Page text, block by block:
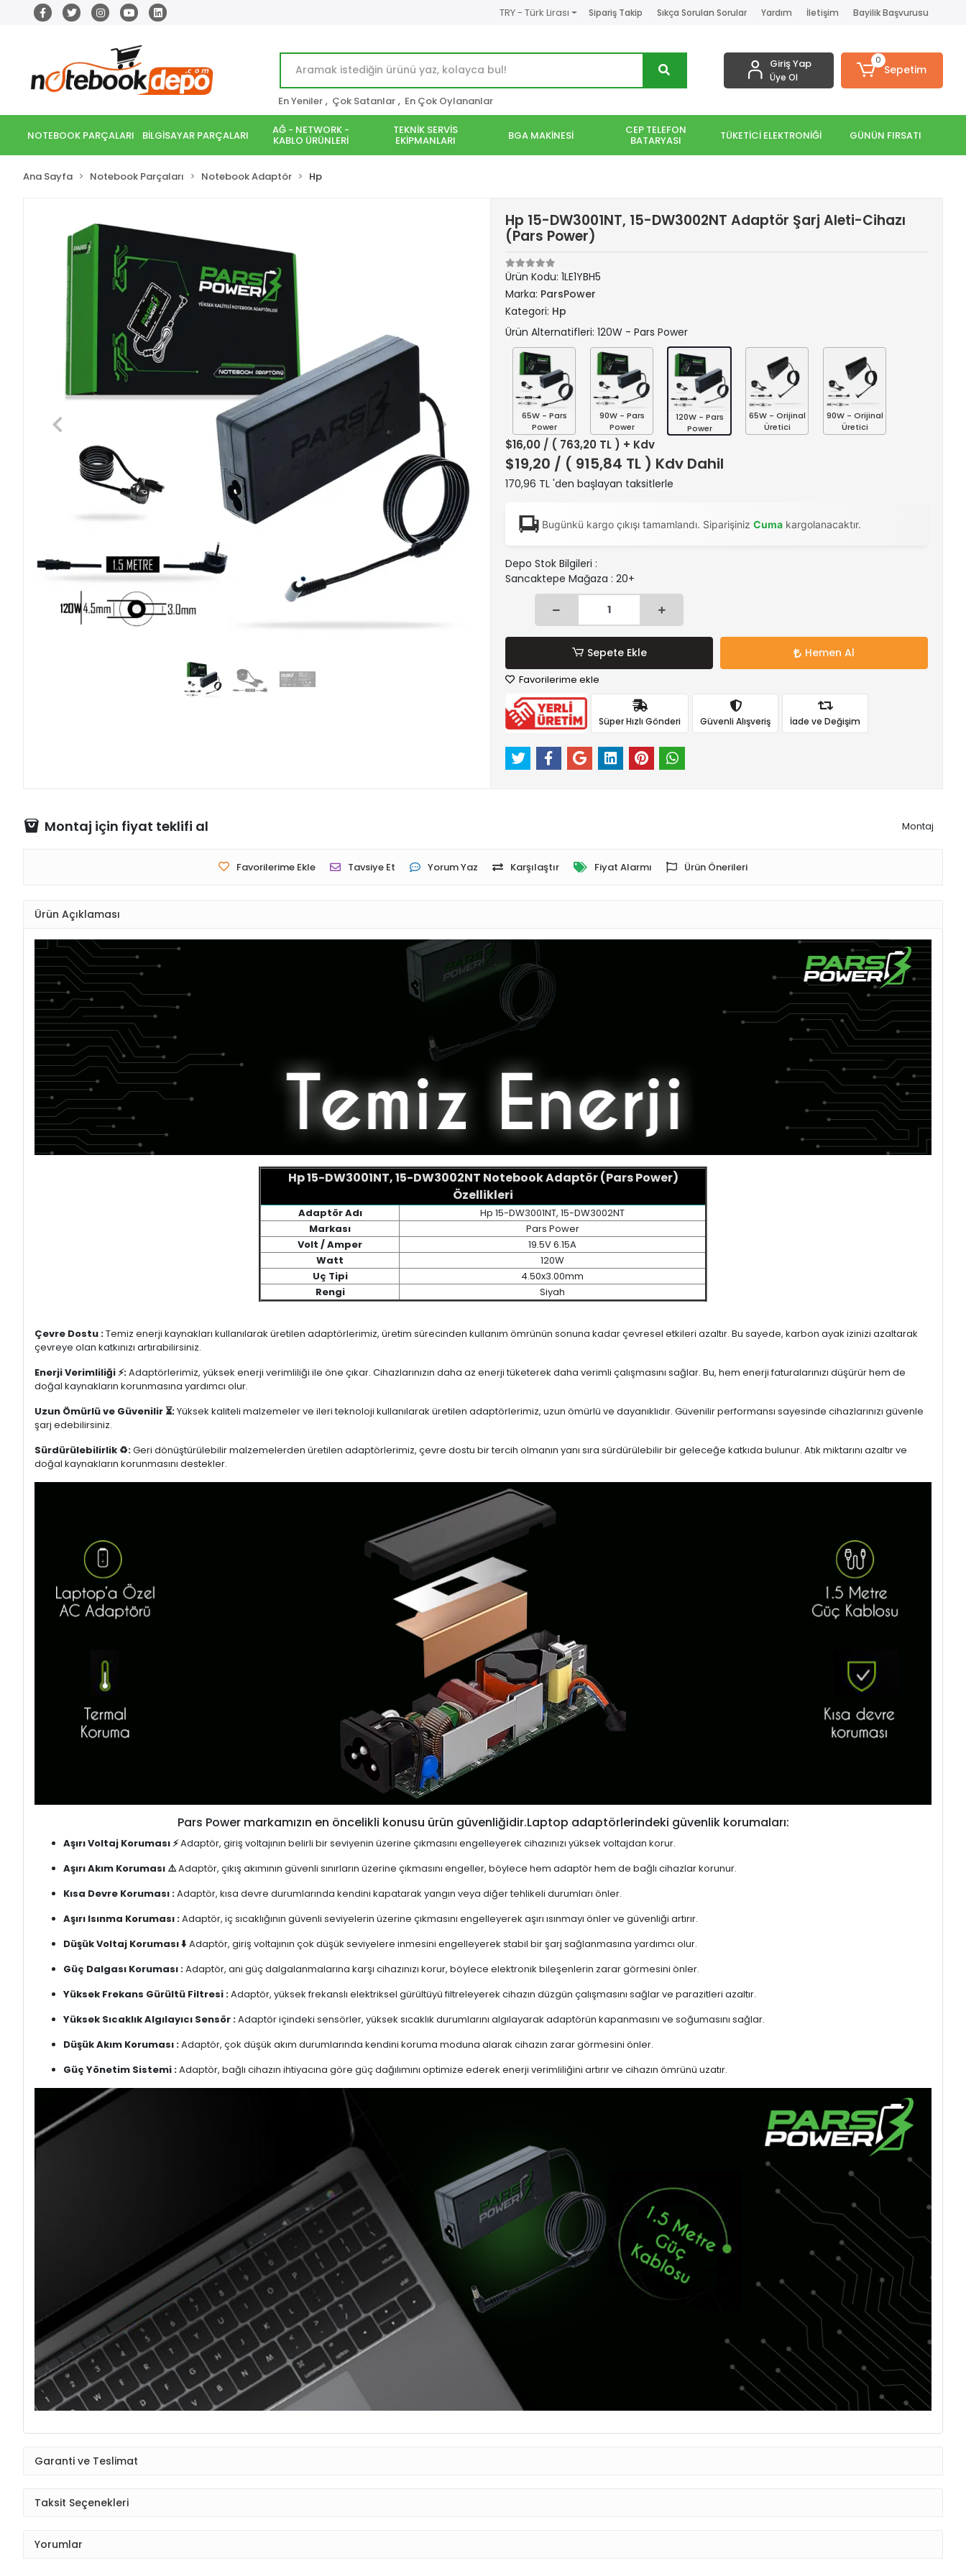
TRY - Türk Lirası Sipariş Takip Sıkça Sorulan Sorular Yardım İletişim Bayilik Başvurusu
En Yeniler , Çok Satanlar , En Çok Oylananlar
Giriş Yap
Üye Ol
0
Sepetim
NOTEBOOK PARÇALARI BİLGİSAYAR PARÇALARI AĞ - NETWORK -
KABLO ÜRÜNLERİ
TEKNİK SERVİS
EKİPMANLARI BGA MAKİNESİ CEP TELEFON
BATARYASI TÜKETİCİ ELEKTRONİĞİ GÜNÜN FIRSATI
Ana Sayfa Notebook Parçaları Notebook Adaptör Hp
Hp 15-DW3001NT, 15-DW3002NT Adaptör Şarj Aleti-Cihazı
(Pars Power)
Ürün Kodu: 1LE1YBH5
Marka: ParsPower
Kategori: Hp
Ürün Alternatifleri: 120W - Pars Power
65W - Pars
Power
90W - Pars
Power
120W - Pars
Power
65W - Orijinal
Üretici
90W - Orijinal
Üretici
$16,00 / ( 763,20 TL ) + Kdv
$19,20 / ( 915,84 TL ) Kdv Dahil
170,96 TL 'den başlayan taksitlerle
Bugünkü kargo çıkışı tamamlandı. Siparişiniz Cuma kargolanacaktır.
Depo Stok Bilgileri :
Sancaktepe Mağaza : 20+
Sepete Ekle Hemen Al
Favorilerime ekle
Süper Hızlı Gönderi Güvenli Alışveriş İade ve Değişim
Montaj için fiyat teklifi al Montaj
Favorilerime Ekle Tavsiye Et Yorum Yaz Karşılaştır Fiyat Alarmı Ürün Önerileri
Ürün Açıklaması
Hp 15-DW3001NT, 15-DW3002NT Notebook Adaptör (Pars Power)
Özellikleri
Adaptör Adı
Hp 15-DW3001NT, 15-DW3002NT
Markası
Pars Power
Volt / Amper
19.5V 6.15A
Watt
120W
Uç Tipi
4.50x3.00mm
Rengi
Siyah
Çevre Dostu :Temiz enerji kaynakları kullanılarak üretilen adaptörlerimiz, üretim sürecinden kullanım ömrünün sonuna kadar çevresel etkileri azaltır. Bu sayede, karbon ayak izinizi azaltarak
çevreye olan katkınızı artırabilirsiniz.
Enerji Verimliliği ⚡:Adaptörlerimiz, yüksek enerji verimliliği ile öne çıkar. Cihazlarınızın daha az enerji tüketerek daha verimli çalışmasını sağlar. Bu, hem enerji faturalarınızı düşürür hem de
doğal kaynakların korunmasına yardımcı olur.
Uzun Ömürlü ve Güvenilir ⏳:Yüksek kaliteli malzemeler ve ileri teknoloji kullanılarak üretilen adaptörlerimiz, uzun ömürlü ve dayanıklıdır. Güvenilir performansı sayesinde cihazlarınızı güvenle
şarj edebilirsiniz.
Sürdürülebilirlik ♻️:Geri dönüştürülebilir malzemelerden üretilen adaptörlerimiz, çevre dostu bir tercih olmanın yanı sıra sürdürülebilir bir geleceğe katkıda bulunur. Atık miktarını azaltır ve
doğal kaynakların korunmasını destekler.
Pars Power markamızın en öncelikli konusu ürün güvenliğidir.Laptop adaptörlerindeki güvenlik korumaları:
Aşırı Voltaj Koruması ⚡Adaptör, giriş voltajının belirli bir seviyenin üzerine çıkmasını engelleyerek cihazınızı yüksek voltajdan korur.
Aşırı Akım Koruması ⚠️Adaptör, çıkış akımının güvenli sınırların üzerine çıkmasını engeller, böylece hem adaptör hem de bağlı cihazlar korunur.
Kısa Devre Koruması :Adaptör, kısa devre durumlarında kendini kapatarak yangın veya diğer tehlikeli durumları önler.
Aşırı Isınma Koruması :Adaptör, iç sıcaklığının güvenli seviyelerin üzerine çıkmasını engelleyerek aşırı ısınmayı önler ve güvenliği artırır.
Düşük Voltaj Koruması ⬇️Adaptör, giriş voltajının çok düşük seviyelere inmesini engelleyerek stabil bir şarj sağlanmasına yardımcı olur.
Güç Dalgası Koruması :Adaptör, ani güç dalgalanmalarına karşı cihazınızı korur, böylece elektronik bileşenlerin zarar görmesini önler.
Yüksek Frekans Gürültü Filtresi :Adaptör, yüksek frekanslı elektriksel gürültüyü filtreleyerek cihazın düzgün çalışmasını sağlar ve parazitleri azaltır.
Yüksek Sıcaklık Algılayıcı Sensör :Adaptör içindeki sensörler, yüksek sıcaklık durumlarını algılayarak adaptörün kapanmasını ve soğumasını sağlar.
Düşük Akım Koruması :Adaptör, çok düşük akım durumlarında kendini koruma moduna alarak cihazın zarar görmesini önler.
Güç Yönetim Sistemi :Adaptör, bağlı cihazın ihtiyacına göre güç dağılımını optimize ederek enerji verimliliğini artırır ve cihazın ömrünü uzatır.
Garanti ve Teslimat
Taksit Seçenekleri
Yorumlar